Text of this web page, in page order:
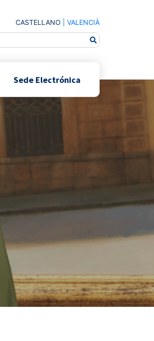
CASTELLANO VALENCIÀ
Sede Electrónica